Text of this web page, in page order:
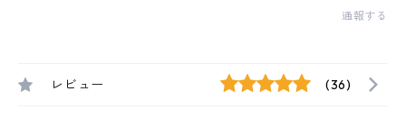
通報する
レビュー (36)